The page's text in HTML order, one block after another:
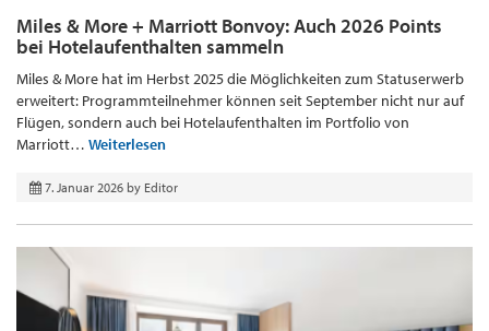
Miles & More + Marriott Bonvoy: Auch 2026 Points
bei Hotelaufenthalten sammeln
Miles & More hat im Herbst 2025 die Möglichkeiten zum Statuserwerb
erweitert: Programmteilnehmer können seit September nicht nur auf
Flügen, sondern auch bei Hotelaufenthalten im Portfolio von
Marriott… Weiterlesen
7. Januar 2026 by Editor